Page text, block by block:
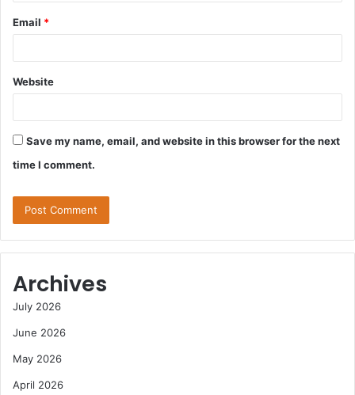
Email *
Website
Save my name, email, and website in this browser for the next
time I comment.
Archives
July 2026
June 2026
May 2026
April 2026